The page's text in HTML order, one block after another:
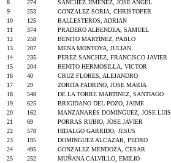
8
274 SANCHEZ JIMENEZ, JOSE ANGEL
9
253 GONZALEZ SORIA, CHRISTOFER
10
125 BALLESTEROS, ADRIAN
11
374 PRADERO ALBENDEA, SAMUEL
12
258 BENITO MARTINEZ, PABLO
13
207 MENA MONTOYA, JULIAN
14
235 PEREZ SANCHEZ, FRANCISCO JAVIER
15
204 BENITO HERMOSILLA, VICTOR
16
40 CRUZ FLORES, ALEJANDRO
17
29 ZORITA PADRINO, JOSE MARIA
18
548 DE LA TORRE MARTINEZ, SANTIAGO
19
625 BRIGIDANO DEL POZO, JAIME
20
162 MANZANARES DOMINGUEZ, JOSE LUIS
21
69 PORRAS RUBIO, JOSE JAVIER
22
578 HIDALGO GARRIDO, JESUS
23
195 DOMINGUEZ ALCAZAR, PEDRO
24
495 GONZALEZ MENDOZA, CESAR
25
252 MUÑANA CALVILLO, EMILIO